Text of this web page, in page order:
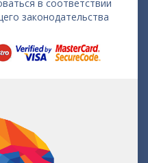
в соответствии
законодательства